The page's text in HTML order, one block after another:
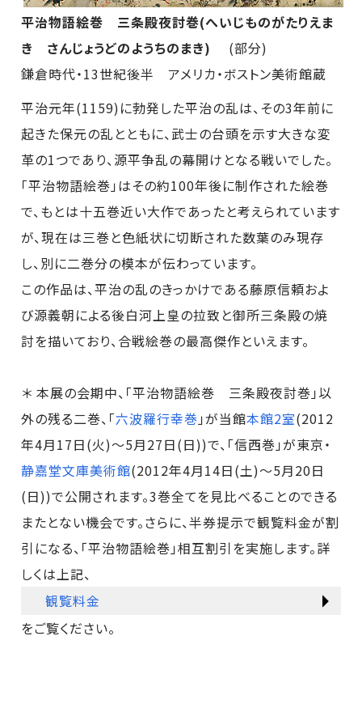
平治物語絵巻 三条殿夜討巻(へいじものがたりえま
き さんじょうどのようちのまき)
(部分)
鎌倉時代・13世紀後半 アメリカ・ボストン美術館蔵
平治元年(1159)に勃発した平治の乱は、その3年前に
起きた保元の乱とともに、武士の台頭を示す大きな変
革の1つであり、源平争乱の幕開けとなる戦いでした。
「平治物語絵巻」はその約100年後に制作された絵巻
で、もとは十五巻近い大作であったと考えられています
が、現在は三巻と色紙状に切断された数葉のみ現存
し、別に二巻分の模本が伝わっています。
この作品は、平治の乱のきっかけである藤原信頼およ
び源義朝による後白河上皇の拉致と御所三条殿の焼
討を描いており、合戦絵巻の最高傑作といえます。
＊ 本展の会期中、「平治物語絵巻 三条殿夜討巻」以
外の残る二巻、「六波羅行幸巻」が当館本館2室(2012
年4月17日(火)～5月27日(日))で、「信西巻」が東京・
静嘉堂文庫美術館(2012年4月14日(土)～5月20日
(日))で公開されます。3巻全てを見比べることのできる
またとない機会です。さらに、半券提示で観覧料金が割
引になる、「平治物語絵巻」相互割引を実施します。詳
しくは上記、
観覧料金
をご覧ください。